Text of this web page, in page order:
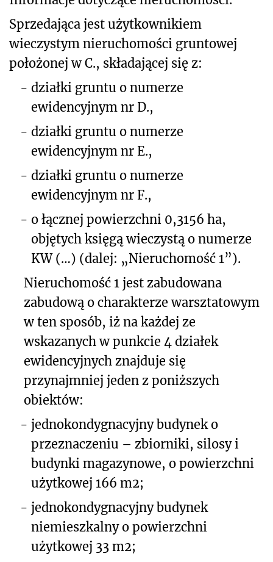
Sprzedająca jest użytkownikiem
wieczystym nieruchomości gruntowej
położonej w C., składającej się z:
- działki gruntu o numerze
ewidencyjnym nr D.,
- działki gruntu o numerze
ewidencyjnym nr E.,
- działki gruntu o numerze
ewidencyjnym nr F.,
- o łącznej powierzchni 0,3156 ha,
objętych księgą wieczystą o numerze
KW (…) (dalej: „Nieruchomość 1”).
Nieruchomość 1 jest zabudowana
zabudową o charakterze warsztatowym
w ten sposób, iż na każdej ze
wskazanych w punkcie 4 działek
ewidencyjnych znajduje się
przynajmniej jeden z poniższych
obiektów:
- jednokondygnacyjny budynek o
przeznaczeniu – zbiorniki, silosy i
budynki magazynowe, o powierzchni
użytkowej 166 m2;
- jednokondygnacyjny budynek
niemieszkalny o powierzchni
użytkowej 33 m2;